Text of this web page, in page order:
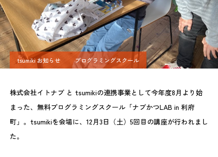
tsumiki お知らせ プログラミングスクール
株式会社イトナブ と tsumikiの連携事業として今年度8月より始
まった、無料プログラミングスクール「ナブかつLAB in 利府
町」。tsumikiを会場に、12月3日（土）5回目の講座が行われまし
た。